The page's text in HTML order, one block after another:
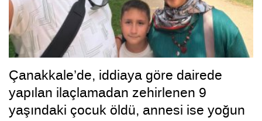
Çanakkale’de, iddiaya göre dairede
yapılan ilaçlamadan zehirlenen 9
yaşındaki çocuk öldü, annesi ise yoğun